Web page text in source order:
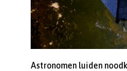
Astronomen luiden